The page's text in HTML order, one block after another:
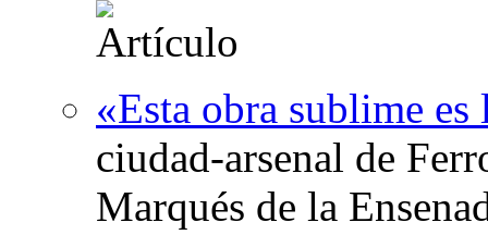
«Esta obra sublime
ciudad-arsenal de
Marqués de la